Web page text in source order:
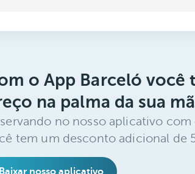
o App Barceló você
na palma da sua
no nosso aplicativo
tem um desconto adicional de
Baixar nosso aplicativo